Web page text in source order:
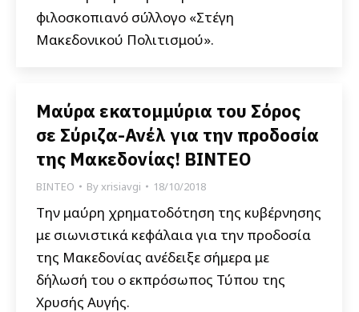
φιλοσκοπιανό σύλλογο «Στέγη
Μακεδονικού Πολιτισμού».
Μαύρα εκατομμύρια του Σόρος
σε Σύριζα-Ανέλ για την προδοσία
της Μακεδονίας! ΒΙΝΤΕΟ
ΒΙΝΤΕΟ Byxrisiavgi 18/10/2018
Την μαύρη χρηματοδότηση της κυβέρνησης
με σιωνιστικά κεφάλαια για την προδοσία
της Μακεδονίας ανέδειξε σήμερα με
δήλωσή του ο εκπρόσωπος Τύπου της
Χρυσής Αυγής.